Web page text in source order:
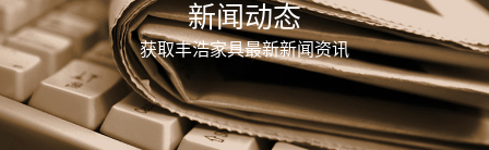
新闻动态
获取丰浩家具最新新闻资讯